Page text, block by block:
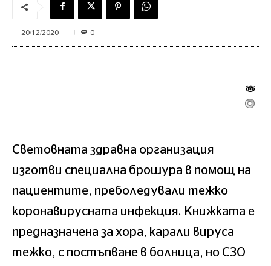
20/12/2020 0
Световната здравна организация
изготви специална брошура в помощ на
пациентите, преболедували тежко
коронавирусната инфекция. Книжката е
предназначена за хора, карали вируса
тежко, с постъпване в болница, но СЗО